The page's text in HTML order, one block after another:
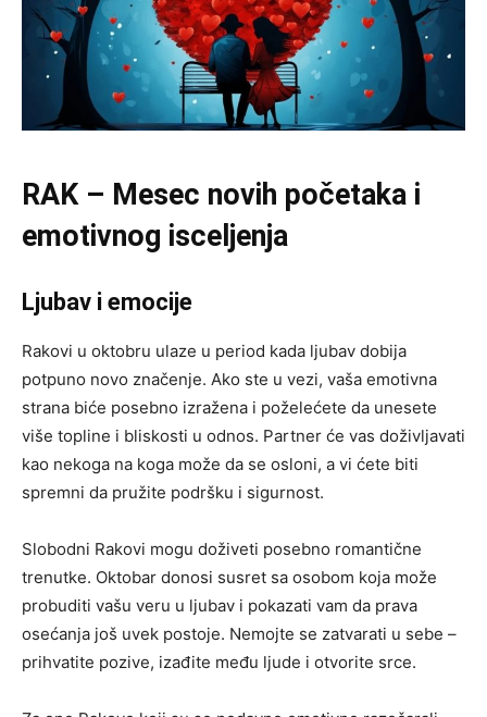
RAK – Mesec novih početaka i
emotivnog isceljenja
Ljubav i emocije
Rakovi u oktobru ulaze u period kada ljubav dobija
potpuno novo značenje. Ako ste u vezi, vaša emotivna
strana biće posebno izražena i poželećete da unesete
više topline i bliskosti u odnos. Partner će vas doživljavati
kao nekoga na koga može da se osloni, a vi ćete biti
spremni da pružite podršku i sigurnost.
Slobodni Rakovi mogu doživeti posebno romantične
trenutke. Oktobar donosi susret sa osobom koja može
probuditi vašu veru u ljubav i pokazati vam da prava
osećanja još uvek postoje. Nemojte se zatvarati u sebe –
prihvatite pozive, izađite među ljude i otvorite srce.